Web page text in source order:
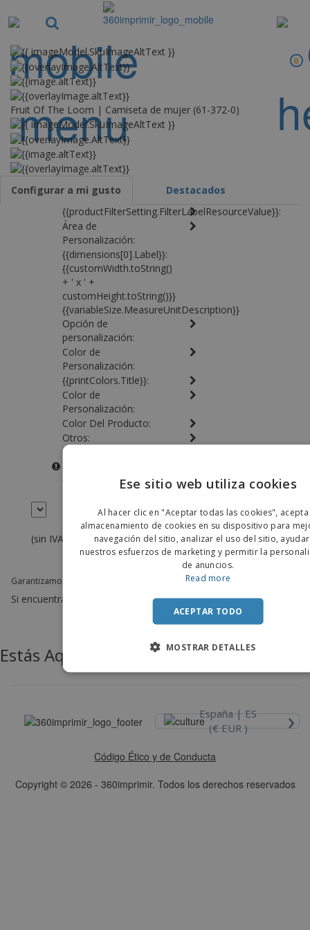
0
Fruit Of The Loom | Camiseta de mujer (61-372-0)
Configurar a mi gusto
Destacados
{{productFilterSetting.FilterLabelResourceValue}}:
Área de
Personalización:
{{dimensions[0].Label}}:
{{customWidth.toString()
+ ' x ' +
customHeight.toString()}}
{{variableSize.MeasureUnitDescription}}
Opción de
personalización:
Color de
Personalización:
{{printColors.Title}}:
Color de
Personalización:
Color Del Producto:
Otros:
Cantidad Total:
{{error}}
×
Cantidad:
(sin IVA)
Iniciar Compra »
Garantizamos el precio más bajo.
Si encuentra un precio más bajo, se lo igualamos.
Estás Aquí:
España |ES
(€ EUR )
›
Código Ético y de Conducta
Copyright © 2026 - 360imprimir. Todos los derechos reservados
Ese sitio web utiliza cookies
Al hacer clic en "Aceptar todas las cookies",
almacenamiento de cookies en su dispositivo para
navegación del sitio, analizar el uso del sitio,
nuestros esfuerzos de marketing y permitir la
de anuncios.
Read more
ACEPTAR TODO
MOSTRAR DETALLES